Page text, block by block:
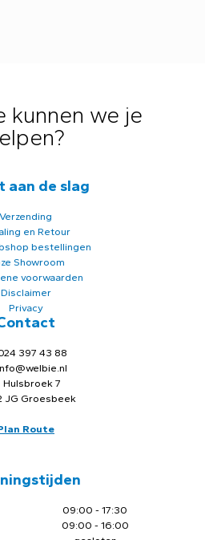
kunnen we je
aan de slag
Verzending
en Retour
bestellingen
Showroom
voorwaarden
Disclaimer
Privacy
397 43 88
Hulsbroek 7
JG Groesbeek
Route
09:00 - 17:30
09:00 - 16:00